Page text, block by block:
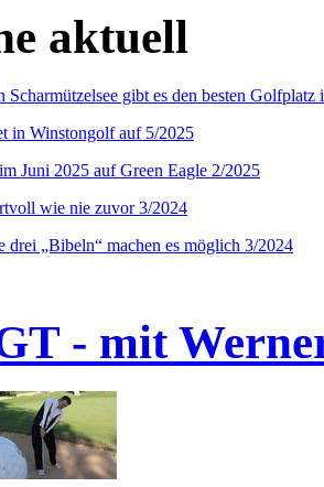
aktuell
Scharmützelsee gibt es den besten
in Winstongolf auf 5/2025
Juni 2025 auf Green Eagle 2/2025
wie nie zuvor 3/2024
drei „Bibeln“ machen es möglich 3/2024
- mit